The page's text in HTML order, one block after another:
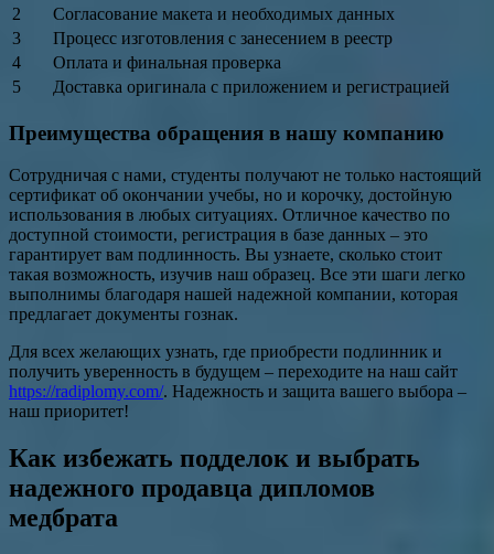
2
Согласование макета и необходимых данных
3
Процесс изготовления с занесением в реестр
4
Оплата и финальная проверка
5
Доставка оригинала с приложением и регистрацией
Преимущества обращения в нашу компанию
Сотрудничая с нами, студенты получают не только настоящий
сертификат об окончании учебы, но и корочку, достойную
использования в любых ситуациях. Отличное качество по
доступной стоимости, регистрация в базе данных – это
гарантирует вам подлинность. Вы узнаете, сколько стоит
такая возможность, изучив наш образец. Все эти шаги легко
выполнимы благодаря нашей надежной компании, которая
предлагает документы гознак.
Для всех желающих узнать, где приобрести подлинник и
получить уверенность в будущем – переходите на наш сайт
https://radiplomy.com/. Надежность и защита вашего выбора –
наш приоритет!
Как избежать подделок и выбрать
надежного продавца дипломов
медбрата